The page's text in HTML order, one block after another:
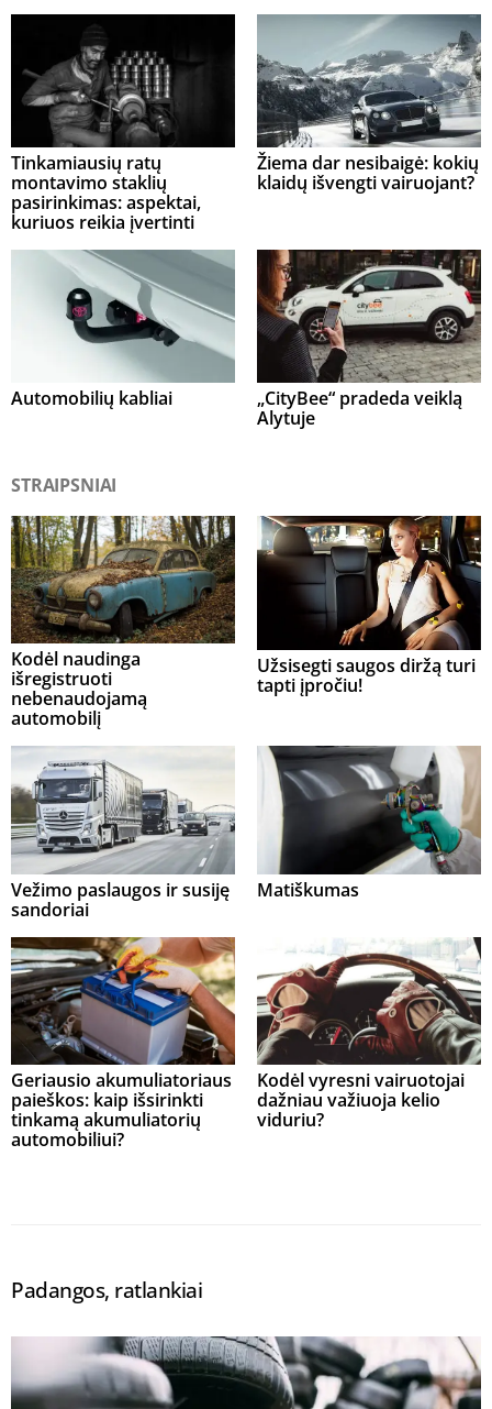
Tinkamiausių ratų
montavimo staklių
pasirinkimas: aspektai,
kuriuos reikia įvertinti
Žiema dar nesibaigė: kokių
klaidų išvengti vairuojant?
Automobilių kabliai
„CityBee“ pradeda veiklą
Alytuje
STRAIPSNIAI
Kodėl naudinga
išregistruoti
nebenaudojamą
automobilį
Užsisegti saugos diržą turi
tapti įpročiu!
Vežimo paslaugos ir susiję
sandoriai
Matiškumas
Geriausio akumuliatoriaus
paieškos: kaip išsirinkti
tinkamą akumuliatorių
automobiliui?
Kodėl vyresni vairuotojai
dažniau važiuoja kelio
viduriu?
Padangos, ratlankiai